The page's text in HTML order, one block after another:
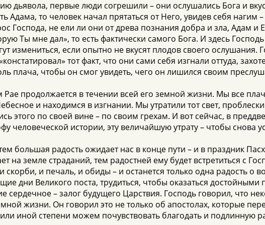
дьявола, первые люди согрешили – они ослушались Бога и
Адама, то человек начал прятаться от Него, увидев себя
Господа, не ели ли они от древа познания добра и зла, Адам и
Ты мне дал», то есть фактически самого Бога. И здесь
измениться, если опытно не вкусят плодов своего ослушания.
тот факт, что они сами себя изгнали оттуда,
плача, чтобы он смог увидеть, чего он лишился своим
Рае продолжается в течении всей его земной жизни. Мы все
и находимся в изгнании. Мы утратили тот свет,
этого по своей вине – по своим грехам. И вот сейчас, в
человеческой истории, эту величайшую утрату – чтобы снова
большая радость ожидает нас в конце пути – и в праздник
земле страданий, тем радостней ему будет встретиться с
скорби, и печаль, и обиды – и останется только одна радость о
дни Великого поста, трудиться, чтобы оказаться достойными
сердечное – залог будущего Царствия. Господь говорил, что
жизни. Он говорил это не только об апостолах, которые
иной степени можем почувствовать благодать и подлинную